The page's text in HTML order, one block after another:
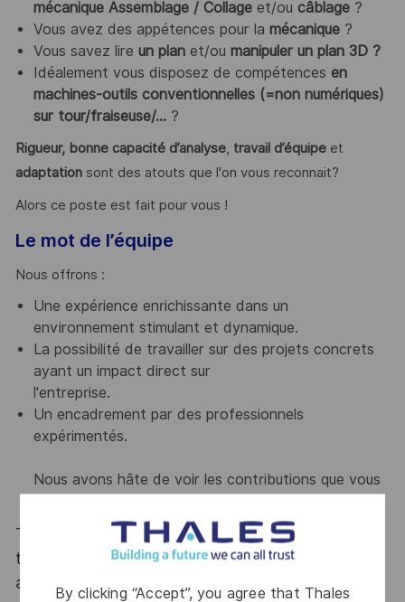
By clicking “Accept”, you agree that Thales
mécanique Assemblage / Collage et/ou câblage?
Vous avez des appétences pour la mécanique?
Vous savez lire un plan et/ou manipuler un plan 3D?
Idéalement vous disposez de compétences en
machines-outils conventionnelles (=non numériques)
sur tour/fraiseuse/…?
Rigueur, bonne capacité d’analyse, travail d’équipeet
adaptation sont des atouts que l'on vous reconnait?
Alors ce poste est fait pour vous !
Le mot de l’équipe
Nous offrons :
Une expérience enrichissante dans un
environnement stimulant et dynamique.
La possibilité de travailler sur des projets concrets
ayant un impact direct sur
l'entreprise.
Un encadrement par des professionnels
expérimentés.
Nous avons hâte de voir les contributions que vous
Thales, entreprise Handi-Engagée, reconnait
tous les talents. La diversité est notre meilleur
atout. Postulez et rejoignez nous !